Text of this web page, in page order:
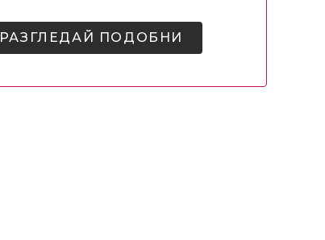
РАЗГЛЕДАЙ ПОДОБНИ